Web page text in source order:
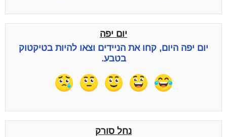
יום יפה
יום יפה היום, קחו את הניידים וצאו להיות בטיקטוק
בטבע.
נחל סורק